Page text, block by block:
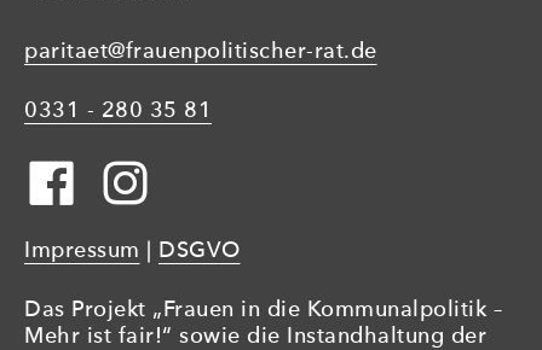
paritaet@frauenpolitischer-rat.de
0331 - 280 35 81
Impressum DSGVO
Das Projekt „Frauen in die Kommunalpolitik –
Mehr ist fair!“ sowie die Instandhaltung der